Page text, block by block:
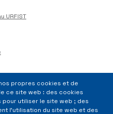
URFIST
propres cookies et de
ce site web : des cookies
utiliser le site web ; des
l'utilisation du site web et des